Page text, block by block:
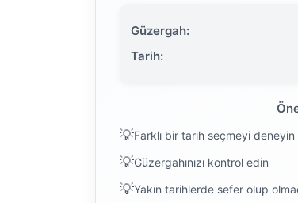
Güzergah:
Tarih:
Farklı bir tarih seçmeyi deneyin
Güzergahınızı kontrol edin
Yakın tarihlerde sefer olup